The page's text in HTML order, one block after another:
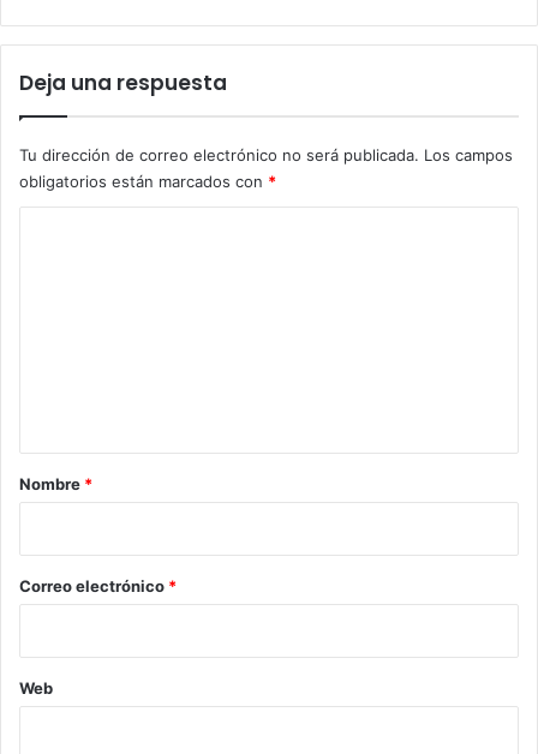
Deja una respuesta
Tu dirección de correo electrónico no será publicada. Los campos
obligatorios están marcados con *
r
*
Nombre *
Correo electrónico *
Web